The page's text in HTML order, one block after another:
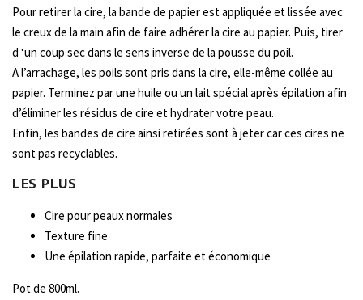
Pour retirer la cire, la bande de papier est appliquée et lissée avec
le creux de la main afin de faire adhérer la cire au papier. Puis, tirer
d ‘un coup sec dans le sens inverse de la pousse du poil.
A l’arrachage, les poils sont pris dans la cire, elle-même collée au
papier. Terminez par une huile ou un lait spécial après épilation afin
d’éliminer les résidus de cire et hydrater votre peau.
Enfin, les bandes de cire ainsi retirées sont à jeter car ces cires ne
sont pas recyclables.
LES PLUS
Cire pour peaux normales
Texture fine
Une épilation rapide, parfaite et économique
Pot de 800ml.